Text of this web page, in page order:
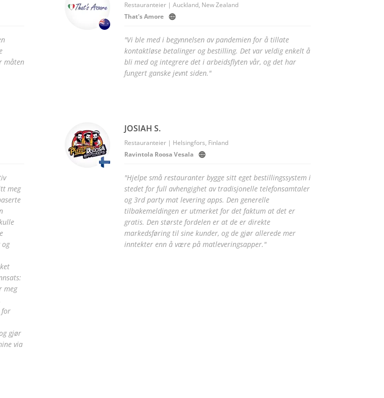
måten
Restauranteier | Auckland, New Zealand
That's Amore
"Vi ble med i begynnelsen av pandemien for å tillate
kontaktløse betalinger og bestilling. Det var veldig enkelt å
bli med og integrere det i arbeidsflyten vår, og det har
fungert ganske jevnt siden."
meg
og
meg
for
gjør
via
JOSIAH S.
Restauranteier | Helsingfors, Finland
Ravintola Roosa Vesala
"Hjelpe små restauranter bygge sitt eget bestillingssystem i
stedet for full avhengighet av tradisjonelle telefonsamtaler
og 3rd party mat levering apps. Den generelle
tilbakemeldingen er utmerket for det faktum at det er
gratis. Den største fordelen er at de er direkte
markedsføring til sine kunder, og de gjør allerede mer
inntekter enn å være på matleveringsapper."